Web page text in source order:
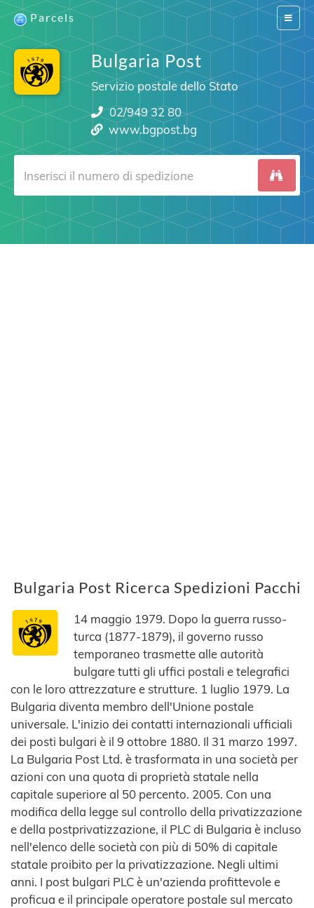
Switch
Parcels
Bulgaria Post
Servizio postale dello Stato
02/949 32 80
www.bgpost.bg
Bulgaria Post Ricerca Spedizioni Pacchi
14 maggio 1979. Dopo la guerra russo-
turca (1877-1879), il governo russo
temporaneo trasmette alle autorità
bulgare tutti gli uffici postali e telegrafici
con le loro attrezzature e strutture. 1 luglio 1979. La
Bulgaria diventa membro dell'Unione postale
universale. L'inizio dei contatti internazionali ufficiali
dei posti bulgari è il 9 ottobre 1880. Il 31 marzo 1997.
La Bulgaria Post Ltd. è trasformata in una società per
azioni con una quota di proprietà statale nella
capitale superiore al 50 percento. 2005. Con una
modifica della legge sul controllo della privatizzazione
e della postprivatizzazione, il PLC di Bulgaria è incluso
nell'elenco delle società con più di 50% di capitale
statale proibito per la privatizzazione. Negli ultimi
anni. I post bulgari PLC è un'azienda profittevole e
proficua e il principale operatore postale sul mercato